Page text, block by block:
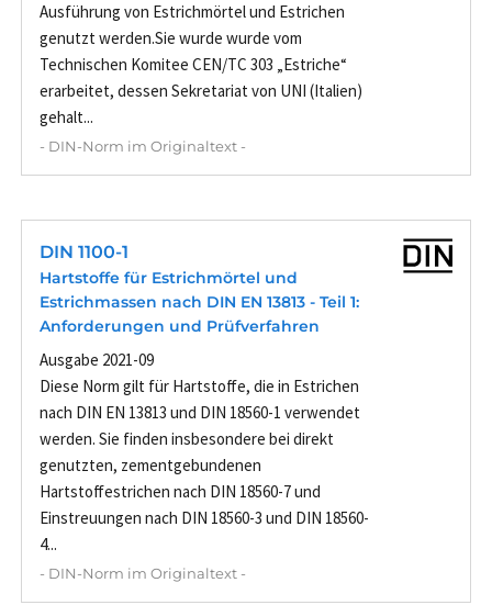
Ausführung von Estrichmörtel und Estrichen
genutzt werden.Sie wurde wurde vom
Technischen Komitee CEN/TC 303 „Estriche“
erarbeitet, dessen Sekretariat von UNI (Italien)
gehalt...
- DIN-Norm im Originaltext -
DIN 1100-1
Hartstoffe für Estrichmörtel und
Estrichmassen nach DIN EN 13813 - Teil 1:
Anforderungen und Prüfverfahren
Ausgabe 2021-09
Diese Norm gilt für Hartstoffe, die in Estrichen
nach DIN EN 13813 und DIN 18560-1 verwendet
werden. Sie finden insbesondere bei direkt
genutzten, zementgebundenen
Hartstoffestrichen nach DIN 18560-7 und
Einstreuungen nach DIN 18560-3 und DIN 18560-
4...
- DIN-Norm im Originaltext -